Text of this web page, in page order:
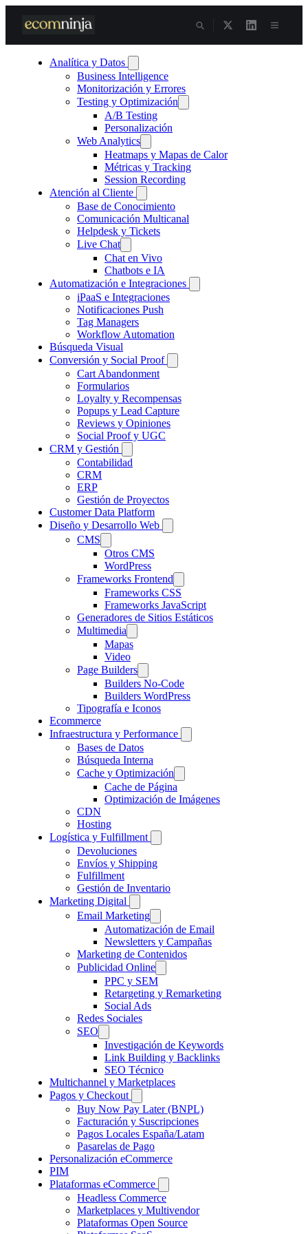
Analítica y Datos
Business Intelligence
Monitorización y Errores
Testing y Optimización
A/B Testing
Personalización
Web Analytics
Heatmaps y Mapas de Calor
Métricas y Tracking
Session Recording
Atención al Cliente
Base de Conocimiento
Comunicación Multicanal
Helpdesk y Tickets
Live Chat
Chat en Vivo
Chatbots e IA
Automatización e Integraciones
iPaaS e Integraciones
Notificaciones Push
Tag Managers
Workflow Automation
Búsqueda Visual
Conversión y Social Proof
Cart Abandonment
Formularios
Loyalty y Recompensas
Popups y Lead Capture
Reviews y Opiniones
Social Proof y UGC
CRM y Gestión
Contabilidad
CRM
ERP
Gestión de Proyectos
Customer Data Platform
Diseño y Desarrollo Web
CMS
Otros CMS
WordPress
Frameworks Frontend
Frameworks CSS
Frameworks JavaScript
Generadores de Sitios Estáticos
Multimedia
Mapas
Video
Page Builders
Builders No-Code
Builders WordPress
Tipografía e Iconos
Ecommerce
Infraestructura y Performance
Bases de Datos
Búsqueda Interna
Cache y Optimización
Cache de Página
Optimización de Imágenes
CDN
Hosting
Logística y Fulfillment
Devoluciones
Envíos y Shipping
Fulfillment
Gestión de Inventario
Marketing Digital
Email Marketing
Automatización de Email
Newsletters y Campañas
Marketing de Contenidos
Publicidad Online
PPC y SEM
Retargeting y Remarketing
Social Ads
Redes Sociales
SEO
Investigación de Keywords
Link Building y Backlinks
SEO Técnico
Multichannel y Marketplaces
Pagos y Checkout
Buy Now Pay Later (BNPL)
Facturación y Suscripciones
Pagos Locales España/Latam
Pasarelas de Pago
Personalización eCommerce
PIM
Plataformas eCommerce
Headless Commerce
Marketplaces y Multivendor
Plataformas Open Source